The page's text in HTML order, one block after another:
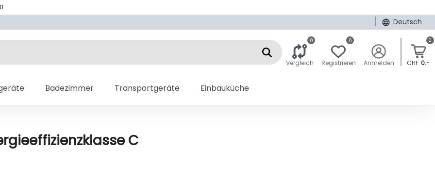
Deutsch
0
Vergleich
0
Registrieren Anmelden
0
CHF 0.-
Badezimmer Transportgeräte Einbauküche
C